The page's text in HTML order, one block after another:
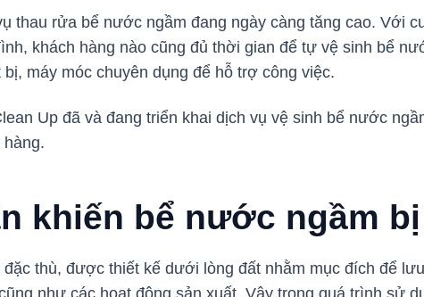
thau rửa bể nước ngầm đang ngày càng tăng cao. Với
khách hàng nào cũng đủ thời gian để tự vệ sinh bể
máy móc chuyên dụng để hỗ trợ công việc.
Up đã và đang triển khai dịch vụ vệ sinh bể nước
hàng.
khiến bể nước ngầm
thù, được thiết kế dưới lòng đất nhằm mục đích để
như các hoạt động sản xuất. Vậy trong quá trình sử